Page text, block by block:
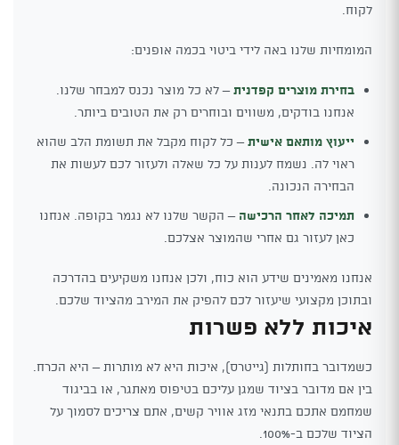
לקוח.
המומחיות שלנו באה לידי ביטוי בכמה אופנים:
בחירת מוצרים קפדנית– לא כל מוצר נכנס למבחר שלנו.
אנחנו בודקים, משווים ובוחרים רק את הטובים ביותר.
ייעוץ מותאם אישית– כל לקוח מקבל את תשומת הלב שהוא
ראוי לה. נשמח לענות על כל שאלה ולעזור לכם לעשות את
הבחירה הנכונה.
תמיכה לאחר הרכישה – הקשר שלנו לא נגמר בקופה. אנחנו
כאן לעזור גם אחרי שהמוצר אצלכם.
אנחנו מאמינים שידע הוא כוח, ולכן אנחנו משקיעים בהדרכה
ובתוכן מקצועי שיעזור לכם להפיק את המירב מהציוד שלכם.
איכות ללא פשרות
כשמדובר בחותלות (גייטרס), איכות היא לא מותרות – היא הכרח.
בין אם מדובר בציוד שמגן עליכם בטיפוס מאתגר, או בביגוד
שמחמם אתכם בתנאי מזג אוויר קשים, אתם צריכים לסמוך על
הציוד שלכם ב-100%.